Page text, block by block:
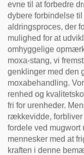
evne til at forbedre
dybere forbindelse
aldringsproces, der
mulighed for at
omhyggelige
moxa-stang, vi
genklinger med den
moxabehandling.
renhed og
fri for urenheder.
rækkevidde,
fordele ved
mennesker med at
kraften i denne